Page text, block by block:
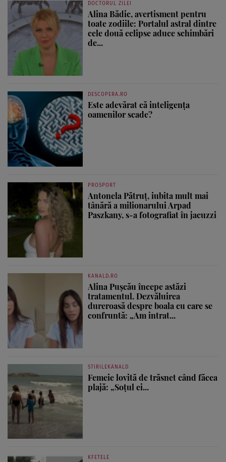
DOCTORUL ZILEI
Alina Bădic, avertisment pentru
toate zodiile: Portalul astral dintre
cele două eclipse aduce schimbări
de...
DESCOPERA.RO
Este adevărat că inteligența
oamenilor scade?
PROSPORT
Antonela Pătruț, iubita mult mai
tânără a milionarului Arpad
Paszkany, s-a fotografiat în jacuzzi
KANALD.RO
Alina Pușcău începe astăzi
tratamentul. Dezvăluirea
dureroasă despre boala cu care se
confruntă: „Am intrat...
STIRILEKANALD
Femeie lovită de trăsnet când făcea
plajă: „Soțul ei...
KFETELE